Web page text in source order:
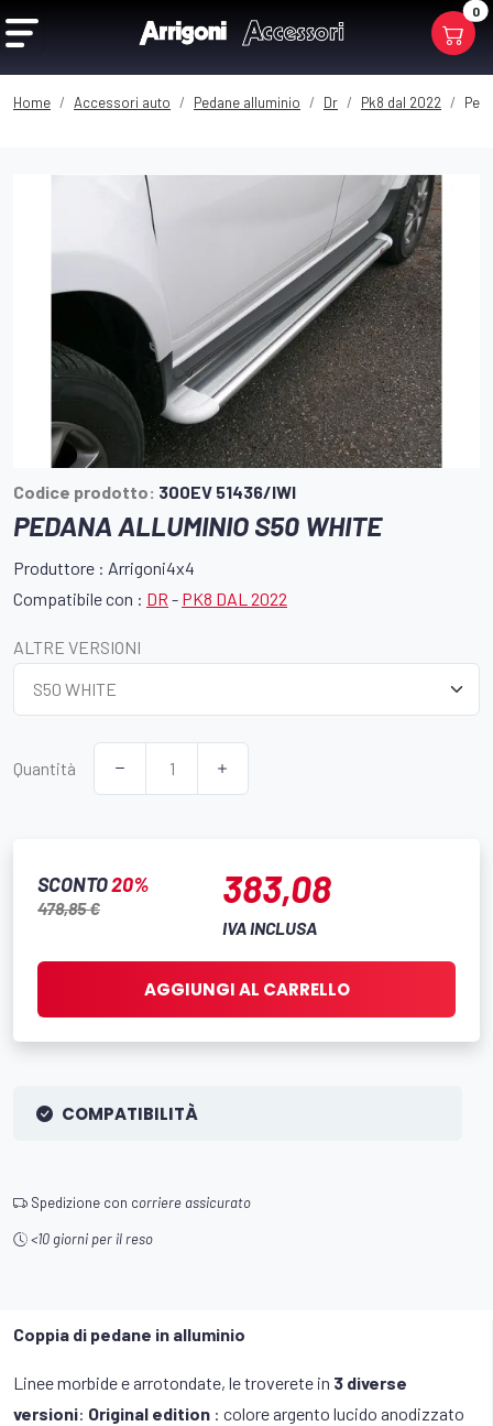
0
Home Accessori auto Pedane alluminio Dr Pk8 dal 2022
Codice prodotto: 300EV 51436/IWI
PEDANA ALLUMINIO S50 WHITE
Produttore : Arrigoni4x4
Compatibile con : DR - PK8 DAL 2022
ALTRE VERSIONI
Quantità
SCONTO20%
478,85 € 383,08
IVA INCLUSA
AGGIUNGI AL CARRELLO
COMPATIBILITÀ
Spedizione con corriere assicurato
<10 giorni per il reso
Coppia di pedane in alluminio
Linee morbide e arrotondate, le troverete in 3 diverse
versioni: Original edition : colore argento lucido anodizzato